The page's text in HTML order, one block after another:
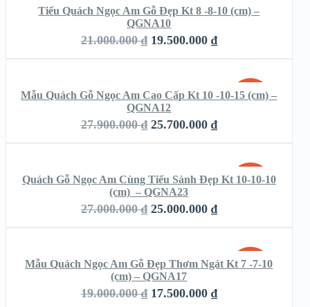
SALE!
QUICK LOOK
Tiểu Quách Ngọc Am Gỗ Đẹp Kt 8 -8-10 (cm) –
QGNA10
21.000.000₫ 19.500.000 ₫
SALE!
QUICK LOOK
Mẫu Quách Gỗ Ngọc Am Cao Cấp Kt 10 -10-15 (cm) –
QGNA12
27.900.000₫ 25.700.000 ₫
SALE!
QUICK LOOK
Quách Gỗ Ngọc Am Cùng Tiểu Sành Đẹp Kt 10-10-10
(cm) – QGNA23
27.000.000₫ 25.000.000 ₫
SALE!
QUICK LOOK
Mẫu Quách Ngọc Am Gỗ Đẹp Thơm Ngát Kt 7 -7-10
(cm) – QGNA17
19.000.000₫ 17.500.000 ₫